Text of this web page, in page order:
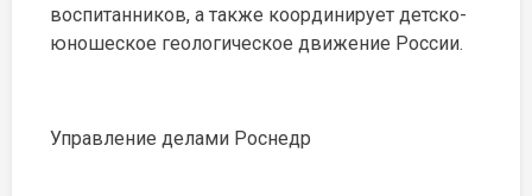
воспитанников, а также координирует детско-
юношеское геологическое движение России.
Управление делами Роснедр